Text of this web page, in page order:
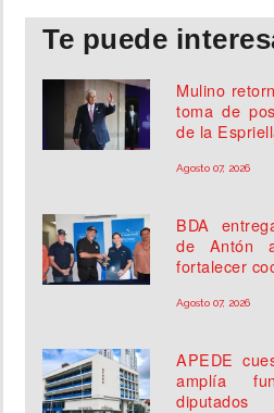
Te puede
Mulino
toma de
de la
Agosto 07, 2026
BDA
de Antón
fortalecer
Agosto 07, 2026
APEDE
amplía
diputados